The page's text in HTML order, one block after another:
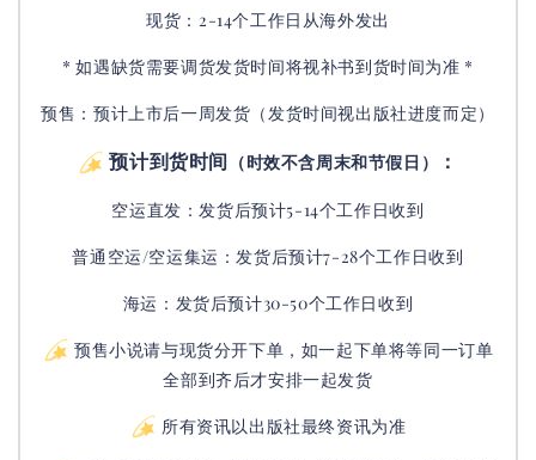
现货：2-14个工作日从海外发出
* 如遇缺货需要调货发货时间将视补书到货时间为准 *
预售：预计上市后一周发货（发货时间视出版社进度而定）
预计到货时间 （时效不含周末和节假日） ：
空运直发：发货后预计5-14个工作日收到
普通空运/空运集运：发货后预计7-28个工作日收到
海运：发货后预计30-50个工作日收到
预售小说请与现货分开下单，如一起下单将等同一订单
全部到齐后才安排一起发货
所有资讯以出版社最终资讯为准